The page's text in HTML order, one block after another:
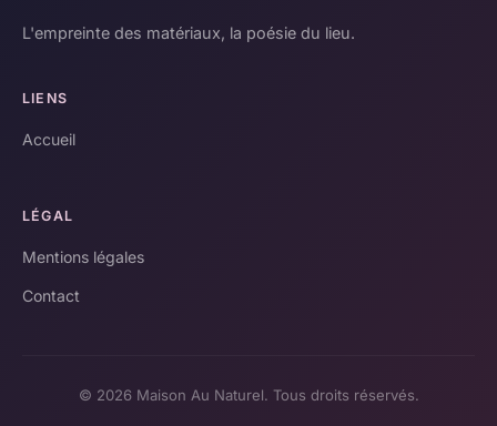
L'empreinte des matériaux, la poésie du lieu.
LIENS
Accueil
LÉGAL
Mentions légales
Contact
© 2026 Maison Au Naturel. Tous droits réservés.